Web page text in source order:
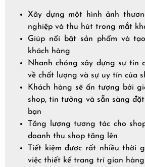
Xây dựng một hình ảnh
nghiệp và thu hút trong mắt
Giúp nổi bật sản phẩm và
khách hàng
Nhanh chóng xây dựng sự tin
về chất lượng và sự uy tín của
Khách hàng sẽ ấn tượng bởi
shop, tin tưởng và sẵn sàng
bạn
Tăng lượng tương tác cho
doanh thu shop tăng lên
Tiết kiệm được rất nhiều thời
việc thiết kế trang trí gian hàng